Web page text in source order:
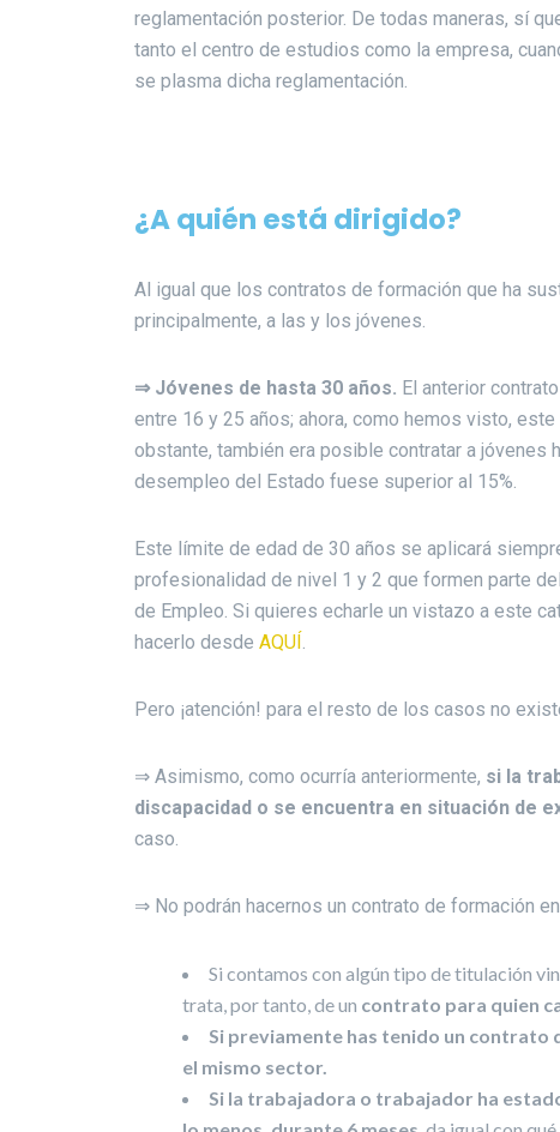
reglamentación posterior. De todas maneras, sí
tanto el centro de estudios como la empresa,
se plasma dicha reglamentación.
¿A quién está dirigido?
Al igual que los contratos de formación que ha
principalmente, a las y los jóvenes.
⇒ Jóvenes de hasta 30 años. El anterior
entre 16 y 25 años; ahora, como hemos visto,
obstante, también era posible contratar a jóvenes
desempleo del Estado fuese superior al 15%.
Este límite de edad de 30 años se aplicará
profesionalidad de nivel 1 y 2 que formen parte
de Empleo. Si quieres echarle un vistazo a este
hacerlo desde AQUÍ.
Pero ¡atención! para el resto de los casos no
⇒ Asimismo, como ocurría anteriormente, si la
discapacidad o se encuentra en situación de
caso.
⇒ No podrán hacernos un contrato de formación
Si contamos con algún tipo de titulación
trata, por tanto, de un contrato para quien
Si previamente has tenido un contrato
el mismo sector.
Si la trabajadora o trabajador ha